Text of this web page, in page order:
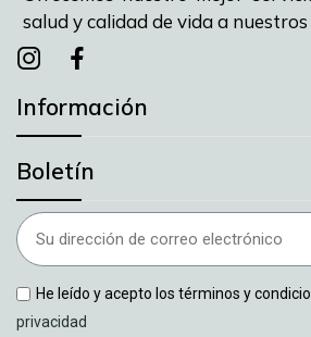
salud y calidad de vida a
Información
Boletín
He leído y acepto los términos y
privacidad